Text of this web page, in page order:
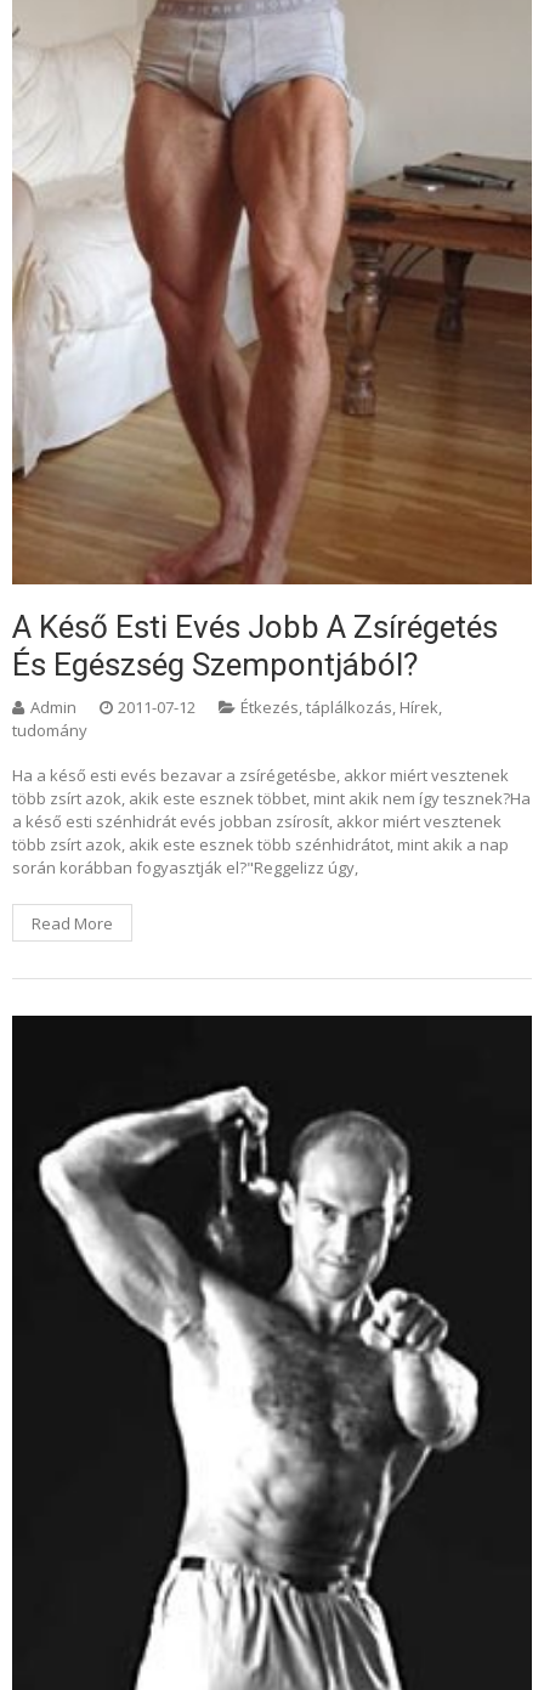
A Késő Esti Evés Jobb A Zsírégetés
És Egészség Szempontjából?
Admin 2011-07-12 Étkezés, táplálkozás, Hírek,
tudomány
Ha a késő esti evés bezavar a zsírégetésbe, akkor miért vesztenek
több zsírt azok, akik este esznek többet, mint akik nem így tesznek?Ha
a késő esti szénhidrát evés jobban zsírosít, akkor miért vesztenek
több zsírt azok, akik este esznek több szénhidrátot, mint akik a nap
során korábban fogyasztják el?"Reggelizz úgy,
Read More